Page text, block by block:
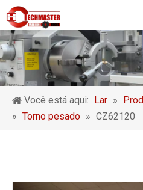
Você está aqui: Lar »
» Torno pesado » CZ62120